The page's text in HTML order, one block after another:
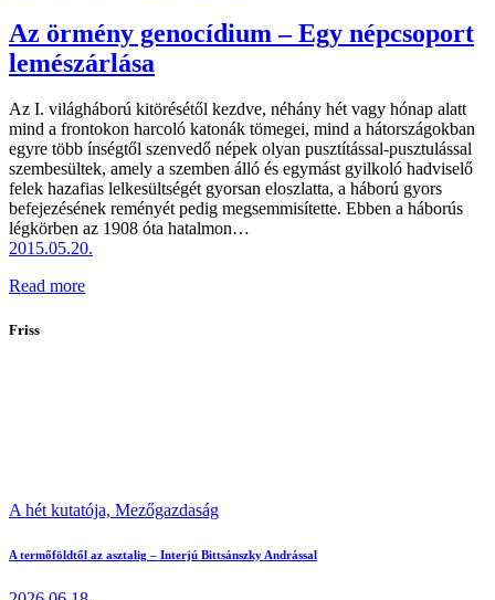
Az örmény genocídium – Egy népcsoport
lemészárlása
Az I. világháború kitörésétől kezdve, néhány hét vagy hónap alatt
mind a frontokon harcoló katonák tömegei, mind a hátországokban
egyre több ínségtől szenvedő népek olyan pusztítással-pusztulással
szembesültek, amely a szemben álló és egymást gyilkoló hadviselő
felek hazafias lelkesültségét gyorsan eloszlatta, a háború gyors
befejezésének reményét pedig megsemmisítette. Ebben a háborús
légkörben az 1908 óta hatalmon…
2015.05.20.
Read more
Friss
A hét kutatója, Mezőgazdaság
A termőföldtől az asztalig – Interjú Bittsánszky Andrással